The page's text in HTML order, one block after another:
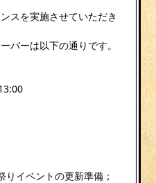
スを実施させていただき
バーは以下の通りです。
イベントの更新準備；